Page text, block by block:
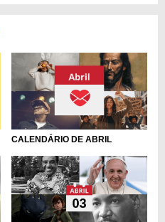
CALENDÁRIO DE ABRIL